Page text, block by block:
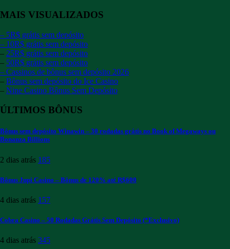
MAIS VISUALIZADOS
– 5R$ grátis sem depósito
– 10R$ grátis sem depósito
– 25R$ grátis sem depósito
– 50R$ grátis sem depósito
– Cassinos de bônus sem depósito 2026
– Bônus sem depósito do Ice Casino
– Nine Casino Bônus Sem Depósito
ÚLTIMOS BÔNUS
Bônus sem depósito Winawin – 30 rodadas grátis no Book of Megaways ou
Bonanza Billions
2 dias atrás 185
Bônus Jupi Casino – Bônus de 120% até R$600
4 dias atrás 157
Cobra Casino – 50 Rodadas Grátis Sem Depósito (*Exclusivo)
4 dias atrás 345